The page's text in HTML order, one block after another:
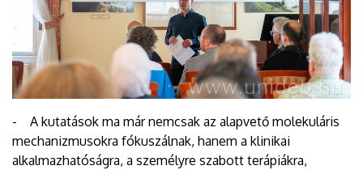
- A kutatások ma már nemcsak az alapvető molekuláris
mechanizmusokra fókuszálnak, hanem a klinikai
alkalmazhatóságra, a személyre szabott terápiákra,